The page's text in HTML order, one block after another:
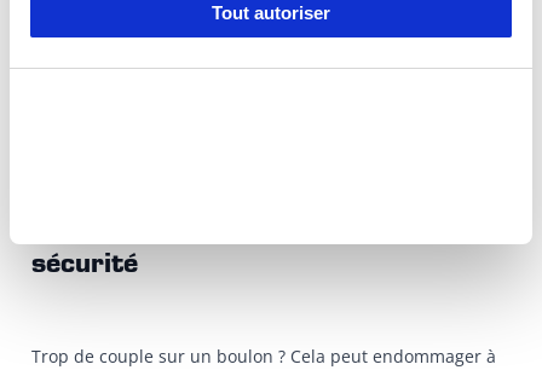
Tout autoriser
sécurité
Trop de couple sur un boulon ? Cela peut endommager à